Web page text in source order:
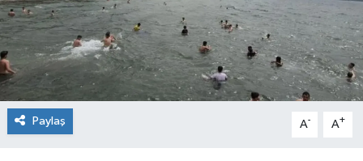
Paylaş A- A+
Spor
Teknoloji
Türkiye